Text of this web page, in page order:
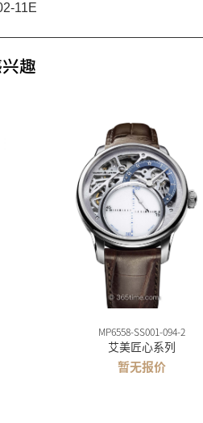
11E
趣
MP6558-SS001-094-2
艾美匠心系列
暂无报价